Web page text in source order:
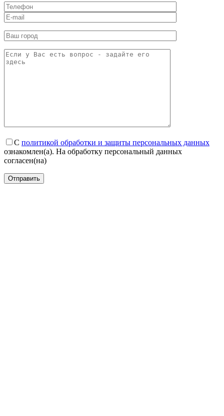
С политикой обработки и защиты персональных данных
ознакомлен(а). На обработку персональный данных
согласен(на)